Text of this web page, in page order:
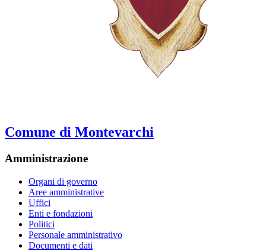
Comune di Montevarchi
Amministrazione
Organi di governo
Aree amministrative
Uffici
Enti e fondazioni
Politici
Personale amministrativo
Documenti e dati